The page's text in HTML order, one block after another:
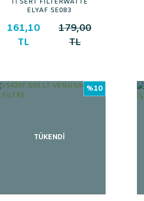
Tİ SERT FILTERWATTE
ELYAF SE083
161,10
TL
179,00
TL
%10
TÜKENDİ